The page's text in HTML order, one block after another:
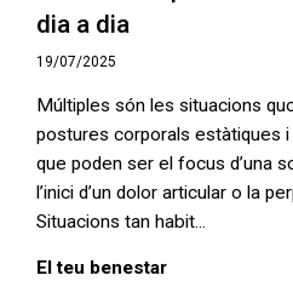
dia a dia
19/07/2025
Múltiples són les situacions
postures corporals estàtiques
que poden ser el focus d’una
l’inici d’un dolor articular o la
Situacions tan habit...
El teu benestar